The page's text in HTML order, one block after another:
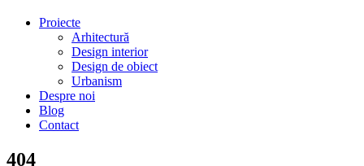
Proiecte
Arhitectură
Design interior
Design de obiect
Urbanism
Despre noi
Blog
Contact
404